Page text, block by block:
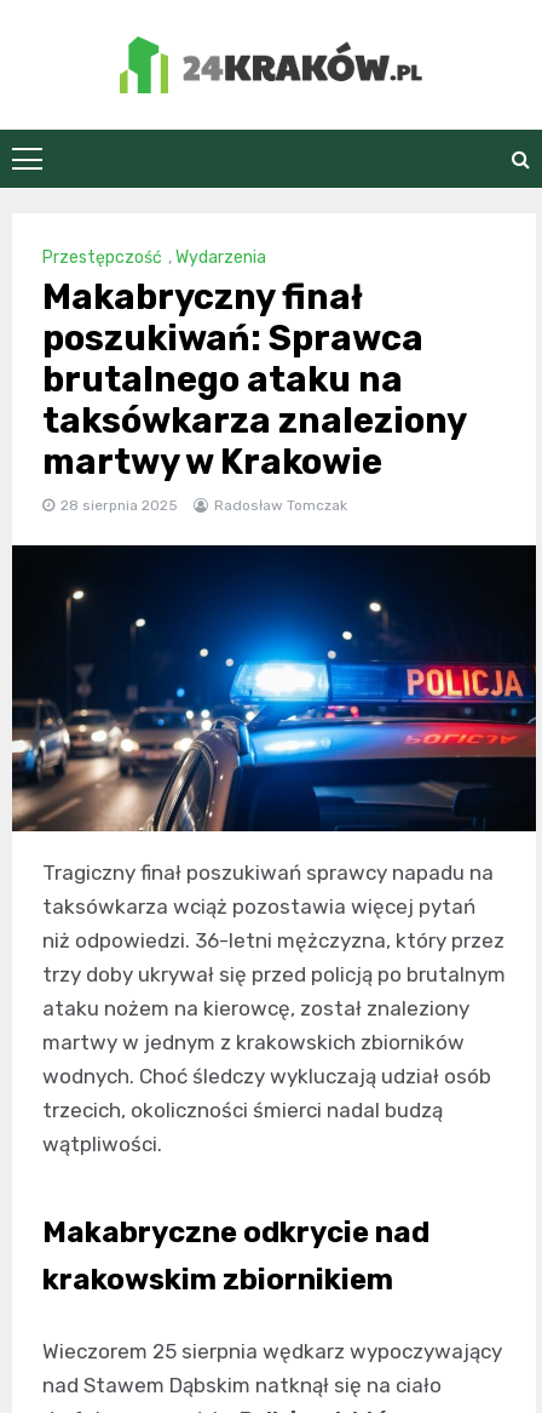
24Kraków.pl
Przestępczość ,Wydarzenia
Makabryczny finał
poszukiwań: Sprawca
brutalnego ataku na
taksówkarza znaleziony
martwy w Krakowie
28 sierpnia 2025 Radosław Tomczak
Tragiczny finał poszukiwań sprawcy napadu na
taksówkarza wciąż pozostawia więcej pytań
niż odpowiedzi. 36-letni mężczyzna, który przez
trzy doby ukrywał się przed policją po brutalnym
ataku nożem na kierowcę, został znaleziony
martwy w jednym z krakowskich zbiorników
wodnych. Choć śledczy wykluczają udział osób
trzecich, okoliczności śmierci nadal budzą
wątpliwości.
Makabryczne odkrycie nad
krakowskim zbiornikiem
Wieczorem 25 sierpnia wędkarz wypoczywający
nad Stawem Dąbskim natknął się na ciało